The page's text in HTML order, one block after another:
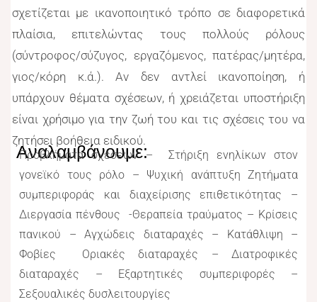
σχετίζεται με ικανοποιητικό τρόπο σε διαφορετικά
πλαίσια, επιτελώντας τους πολλούς ρόλους
(σύντροφος/σύζυγος, εργαζόμενος, πατέρας/μητέρα,
γιος/κόρη κ.ά.). Αν δεν αντλεί ικανοποίηση, ή
υπάρχουν θέματα σχέσεων, ή χρειάζεται υποστήριξη
είναι χρήσιμο για την ζωή του και τις σχέσεις του να
ζητήσει βοήθεια ειδικού.
Αναλαμβάνουμε:
Προβλήματα σχέσεων – Στήριξη ενηλίκων στον
γονεϊκό τους ρόλο – Ψυχική ανάπτυξη Ζητήματα
συμπεριφοράς και διαχείρισης επιθετικότητας –
Διεργασία πένθους -Θεραπεία τραύματος – Κρίσεις
πανικού – Αγχώδεις διαταραχές – Κατάθλιψη –
Φοβίες Οριακές διαταραχές – Διατροφικές
διαταραχές – Εξαρτητικές συμπεριφορές –
Σεξουαλικές δυσλειτουργίες